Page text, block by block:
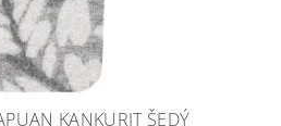
KANKURIT ŠEDÝ